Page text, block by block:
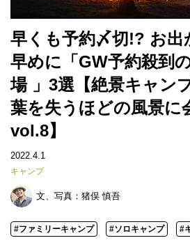
早くも予約〆切!? お出
早めに「GW予約殺到
場 」3選【絶景キャン
葉を失うほどの風景に
vol.8】
2022.4.1
キャンプ
文、写真： 猪俣 慎吾
#ファミリーキャンプ #ソロキャンプ #